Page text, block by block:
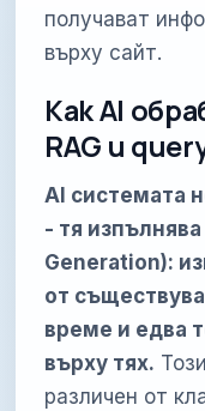
получават
върху сайт.
Как AI
RAG и
AI системата
- тя
Generation):
от
време и едва
върху тях.
различен от